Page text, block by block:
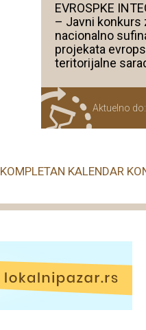
EVROSPKE
– Javni konkurs
nacionalno
projekata
teritorijalne
Aktuelno do:
KOMPLETAN KALENDAR